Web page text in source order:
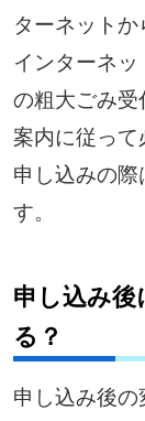
ターネットか
インターネ
の粗大ごみ
案内に従って
申し込みの
す。
申し込み
る？
申し込み後